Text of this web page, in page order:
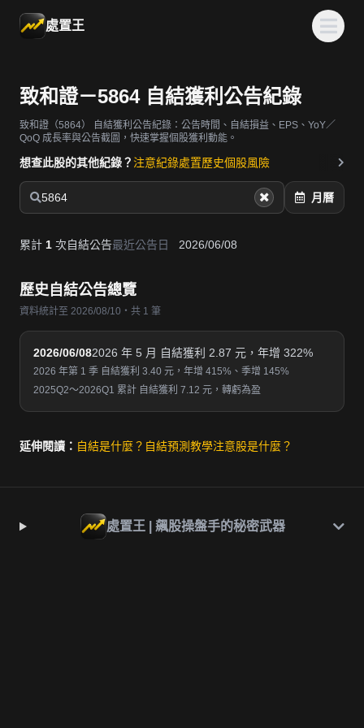
處置王
致和證－5864 自結獲利公告紀錄
致和證（5864）
自結獲利公告紀錄：公告時間、自結損益、EPS、YoY／
QoQ 成長率與公告截圖，快速掌握個股獲利動能。
想查此股的其他紀錄？ 注意紀錄處置歷史個股風險
5864 月曆
累計 1 次自結公告最近公告日 2026/06/08
歷史自結公告總覽
資料統計至 2026/08/10・共 1 筆
2026/06/082026 年 5 月 自結獲利 2.87 元，年增 322%
2026 年第 1 季 自結獲利 3.40 元，年增 415%、季增 145%
2025Q2～2026Q1 累計 自結獲利 7.12 元，轉虧為盈
延伸閱讀： 自結是什麼？ 自結預測教學注意股是什麼？
處置王 | 飆股操盤手的秘密武器